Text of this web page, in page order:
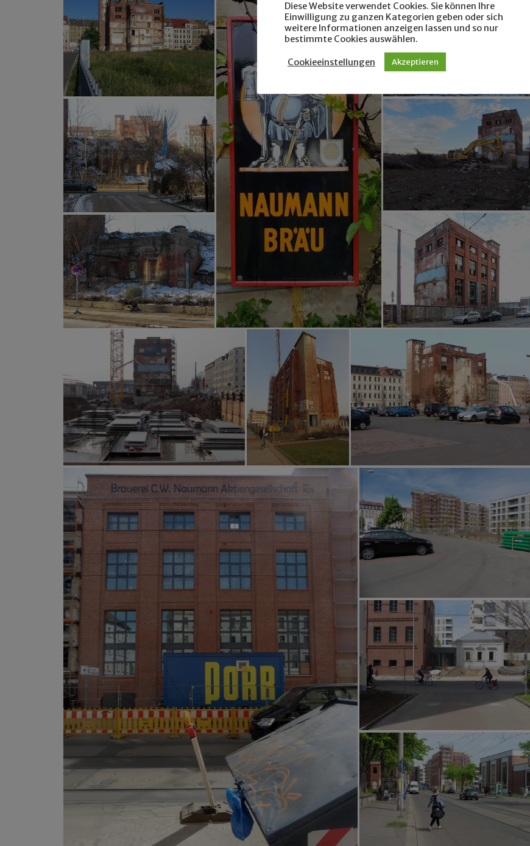
Diese Website verwendet Cookies. Sie können Ihre
Einwilligung zu ganzen Kategorien geben oder sich
weitere Informationen anzeigen lassen und so nur
bestimmte Cookies auswählen.
Cookieeinstellungen Akzeptieren